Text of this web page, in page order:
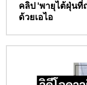
คลิป 'พายุไต้ฝุ่นที่
ด้วยเอไอ